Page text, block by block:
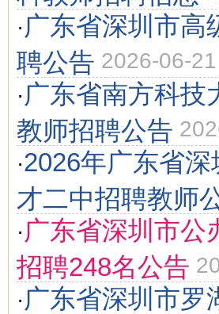
· 广东省深圳市高
聘公告 2026-06-21
· 广东省南方科技
教师招聘公告
·2026年广东省
才二中招聘教师
· 广东省深圳市公
招聘248名公告
· 广东省深圳市罗